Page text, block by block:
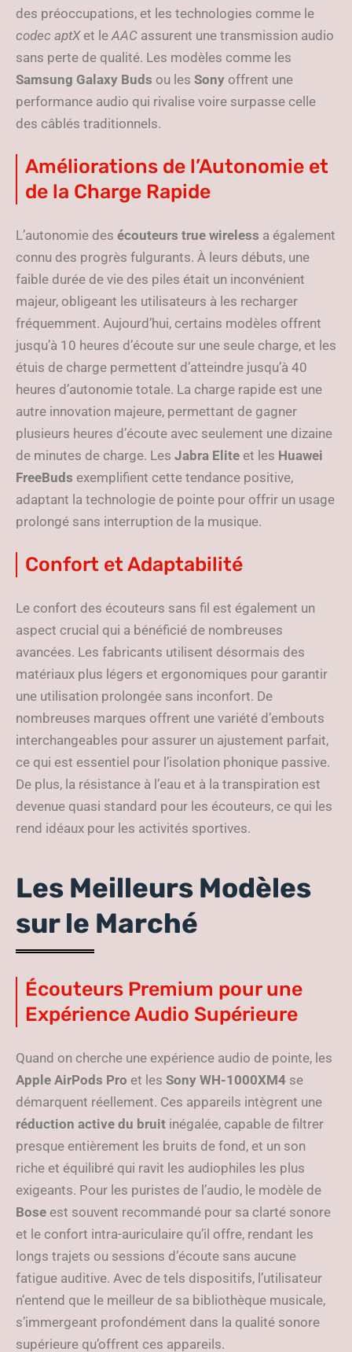
des préoccupations, et les technologies comme le
codec aptXet leAAC assurent une transmission audio
sans perte de qualité. Les modèles comme les
Samsung Galaxy Buds ou les Sony offrent une
performance audio qui rivalise voire surpasse celle
des câblés traditionnels.
Améliorations de l’Autonomie et
de la Charge Rapide
L’autonomie des écouteurs true wireless a également
connu des progrès fulgurants. À leurs débuts, une
faible durée de vie des piles était un inconvénient
majeur, obligeant les utilisateurs à les recharger
fréquemment. Aujourd’hui, certains modèles offrent
jusqu’à 10 heures d’écoute sur une seule charge, et les
étuis de charge permettent d’atteindre jusqu’à 40
heures d’autonomie totale. La charge rapide est une
autre innovation majeure, permettant de gagner
plusieurs heures d’écoute avec seulement une dizaine
de minutes de charge. Les Jabra Elite et les Huawei
FreeBuds exemplifient cette tendance positive,
adaptant la technologie de pointe pour offrir un usage
prolongé sans interruption de la musique.
Confort et Adaptabilité
Le confort des écouteurs sans fil est également un
aspect crucial qui a bénéficié de nombreuses
avancées. Les fabricants utilisent désormais des
matériaux plus légers et ergonomiques pour garantir
une utilisation prolongée sans inconfort. De
nombreuses marques offrent une variété d’embouts
interchangeables pour assurer un ajustement parfait,
ce qui est essentiel pour l’isolation phonique passive.
De plus, la résistance à l’eau et à la transpiration est
devenue quasi standard pour les écouteurs, ce qui les
rend idéaux pour les activités sportives.
Les Meilleurs Modèles
sur le Marché
Écouteurs Premium pour une
Expérience Audio Supérieure
Quand on cherche une expérience audio de pointe, les
Apple AirPods Pro et les Sony WH-1000XM4 se
démarquent réellement. Ces appareils intègrent une
réduction active du bruit inégalée, capable de filtrer
presque entièrement les bruits de fond, et un son
riche et équilibré qui ravit les audiophiles les plus
exigeants. Pour les puristes de l’audio, le modèle de
Bose est souvent recommandé pour sa clarté sonore
et le confort intra-auriculaire qu’il offre, rendant les
longs trajets ou sessions d’écoute sans aucune
fatigue auditive. Avec de tels dispositifs, l’utilisateur
n’entend que le meilleur de sa bibliothèque musicale,
s’immergeant profondément dans la qualité sonore
supérieure qu’offrent ces appareils.